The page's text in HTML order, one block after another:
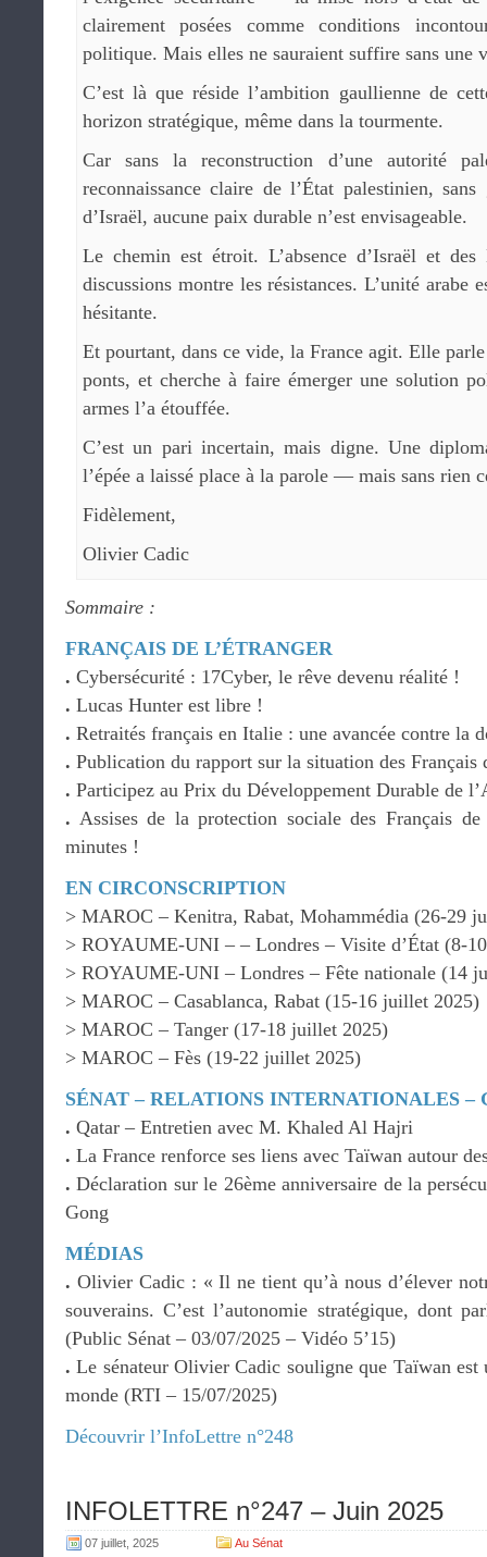
clairement posées comme conditions
politique. Mais elles ne sauraient suffire sans une
C’est là que réside l’ambition gaullienne de
horizon stratégique, même dans la tourmente.
Car sans la reconstruction d’une autorité
reconnaissance claire de l’État palestinien,
d’Israël, aucune paix durable n’est envisageable.
Le chemin est étroit. L’absence d’Israël et
discussions montre les résistances. L’unité arabe
hésitante.
Et pourtant, dans ce vide, la France agit. Elle
ponts, et cherche à faire émerger une solution
armes l’a étouffée.
C’est un pari incertain, mais digne. Une
l’épée a laissé place à la parole — mais sans rien
Fidèlement,
Olivier Cadic
Sommaire :
FRANÇAIS DE L’ÉTRANGER
. Cybersécurité : 17Cyber, le rêve devenu réalité !
. Lucas Hunter est libre !
. Retraités français en Italie : une avancée contre la
. Publication du rapport sur la situation des Français
. Participez au Prix du Développement Durable de
. Assises de la protection sociale des Français
minutes !
EN CIRCONSCRIPTION
> MAROC – Kenitra, Rabat, Mohammédia (26-29
> ROYAUME-UNI – – Londres – Visite d’État (8-
> ROYAUME-UNI – Londres – Fête nationale (14
> MAROC – Casablanca, Rabat (15-16 juillet 2025)
> MAROC – Tanger (17-18 juillet 2025)
> MAROC – Fès (19-22 juillet 2025)
SÉNAT – RELATIONS INTERNATIONALES –
. Qatar – Entretien avec M. Khaled Al Hajri
. La France renforce ses liens avec Taïwan autour
. Déclaration sur le 26ème anniversaire de la
Gong
MÉDIAS
. Olivier Cadic : « Il ne tient qu’à nous d’élever
souverains. C’est l’autonomie stratégique, dont
(Public Sénat – 03/07/2025 – Vidéo 5’15)
. Le sénateur Olivier Cadic souligne que Taïwan
monde (RTI – 15/07/2025)
Découvrir l’InfoLettre n°248
INFOLETTRE n°247 – Juin 2025
07 juillet, 2025 Au Sénat